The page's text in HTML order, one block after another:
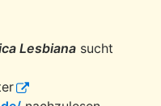
Lesbiana sucht